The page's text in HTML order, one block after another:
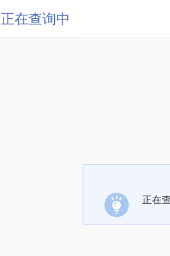
正在查询中
正在